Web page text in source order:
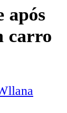
após
carro